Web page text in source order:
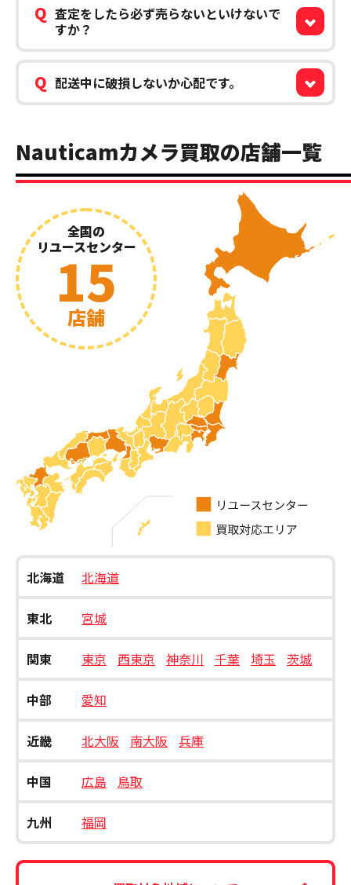
Q 査定をしたら必ず売らないといけないで
すか？
Q 配送中に破損しないか心配です。
Nauticamカメラ買取の店舗一覧
全国の
リユースセンター
15
店舗
北海道 北海道
東北 宮城
関東 東京 西東京 神奈川 千葉 埼玉 茨城
中部 愛知
近畿 北大阪 南大阪 兵庫
中国 広島 鳥取
九州 福岡